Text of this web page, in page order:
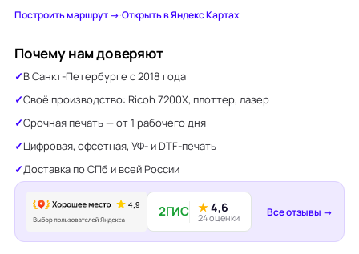
Построить маршрут →·Открыть в Яндекс Картах
Почему нам доверяют
В Санкт-Петербурге с 2018 года
Своё производство: Ricoh 7200X, плоттер, лазер
Срочная печать — от 1 рабочего дня
Цифровая, офсетная, УФ- и DTF-печать
Доставка по СПб и всей России
2ГИС ★4,6
24 оценки Все отзывы →